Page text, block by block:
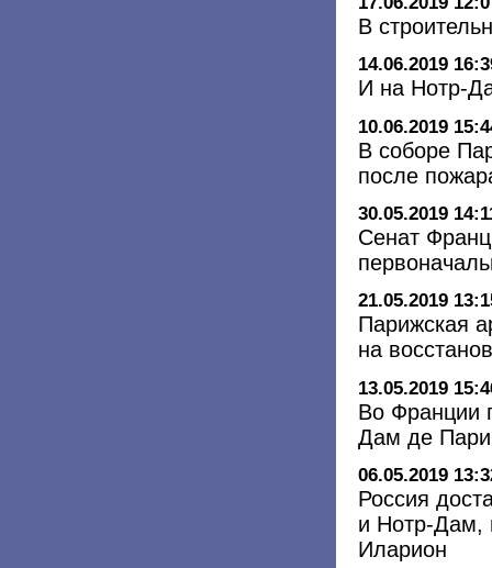
В
14.06.2019
И на Нотр-
10.06.2019
В соборе
после
30.05.2019
Сенат
21.05.2019
Парижская
на
13.05.2019
Во Франции
Дам де Пари
06.05.2019
Россия
и Нотр-Дам,
Иларион